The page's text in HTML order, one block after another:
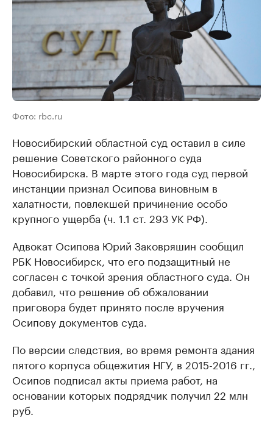
Фото: rbc.ru
Новосибирский областной суд оставил в силе
решение Советского районного суда
Новосибирска. В марте этого года суд первой
инстанции признал Осипова виновным в
халатности, повлекшей причинение особо
крупного ущерба (ч. 1.1 ст. 293 УК РФ).
Адвокат Осипова Юрий Заковряшин сообщил
РБК Новосибирск, что его подзащитный не
согласен с точкой зрения областного суда. Он
добавил, что решение об обжаловании
приговора будет принято после вручения
Осипову документов суда.
По версии следствия, во время ремонта здания
пятого корпуса общежития НГУ, в 2015-2016 гг.,
Осипов подписал акты приема работ, на
основании которых подрядчик получил 22 млн
руб.